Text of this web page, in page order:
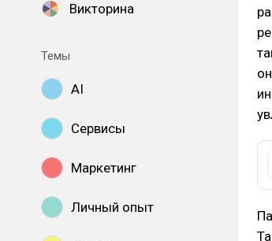
Викторина
Темы
AI
Сервисы
Маркетинг
Личный опыт